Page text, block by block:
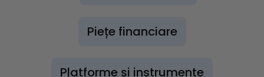
Piețe financiare
Platforme și instrumente